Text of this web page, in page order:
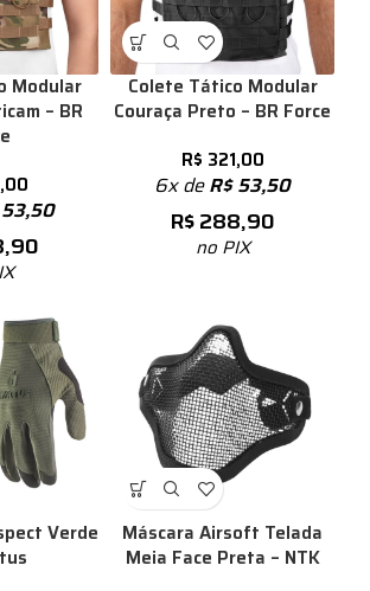
Modular
– BR
Colete Tático Modular
Couraça Preto – BR Force
R$ 321,00
6x deR$53,50
R$288,90
no PIX
Verde
Máscara Airsoft Telada
Meia Face Preta – NTK